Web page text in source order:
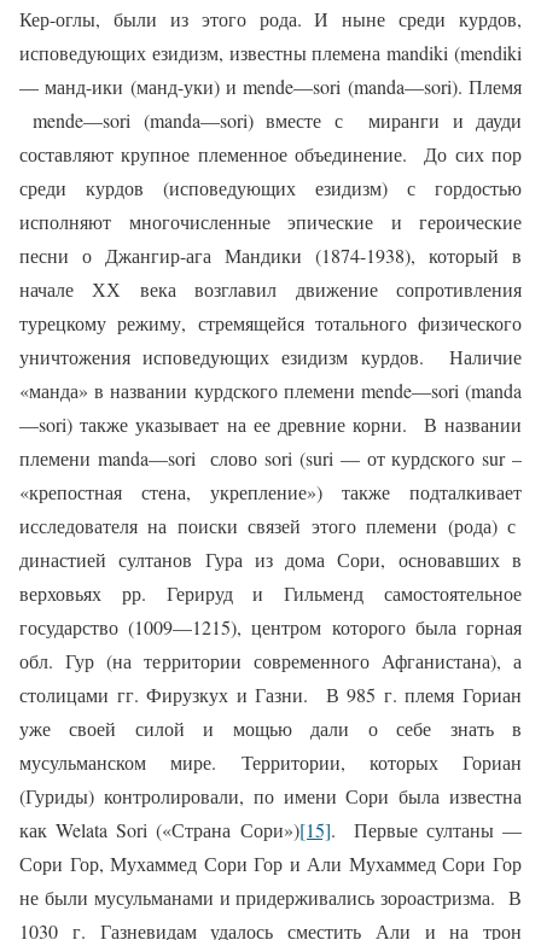
Кер-оглы, были из этого рода. И ныне среди курдов,
исповедующих езидизм, известны племена mandiki (mendiki
— манд-ики (манд-уки) иmende—sori (manda—sori). Племя
mende—sori (manda—sori) вместе с
миранги и дауди
составляют крупное племенное объединение.
До сих пор
среди курдов (исповедующих езидизм) с гордостью
исполняют многочисленные эпические и героические
песни о Джангир-ага Мандики (1874-1938), который в
начале ХХ века возглавил движение сопротивления
турецкому режиму, стремящейся тотального физического
уничтожения исповедующих езидизм курдов.
Наличие
«манда» в названии курдского племени mende—sori (manda
—sori) также указывает на ее древние корни.
В названии
племени manda—sori словоsori (suri — от курдскогоsur –
«крепостная стена, укрепление») также подталкивает
исследователя на поиски связей этого племени (рода) с
династией султанов Гура из дома Сори, основавших в
верховьях рр. Герируд и Гильменд самостоятельное
государство (1009—1215), центром которого была горная
обл. Гур (на территории современного Афганистана), а
столицами гг. Фирузкух и Газни.
В 985 г. племя Гориан
уже своей силой и мощью дали о себе знать в
мусульманском мире. Территории, которых Гориан
(Гуриды) контролировали, по имени Сори была известна
какWelata Sori («Страна Сори»)[15].
Первые султаны —
Сори Гор, Мухаммед Сори Гор и Али Мухаммед Сори Гор
не были мусульманами и придерживались зороастризма. В
1030 г. Газневидам удалось сместить Али и на трон